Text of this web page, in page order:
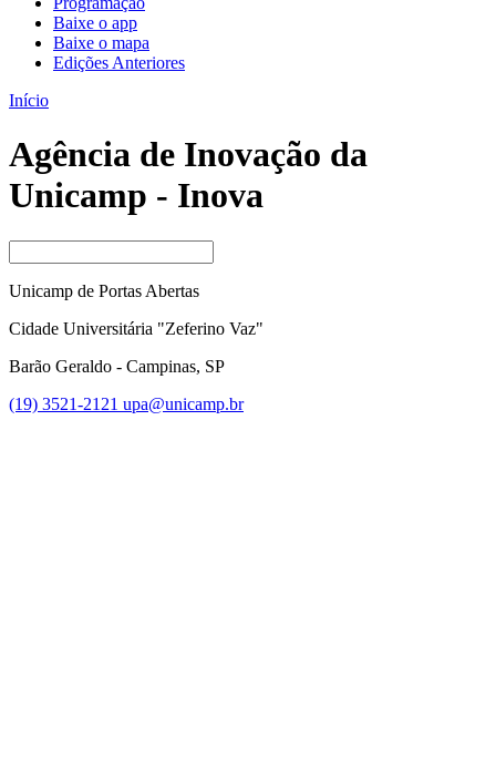
Baixe o app
Baixe o mapa
Edições Anteriores
Início
Agência de Inovação da
Unicamp - Inova
Unicamp de Portas Abertas
Cidade Universitária "Zeferino Vaz"
Barão Geraldo - Campinas, SP
(19) 3521-2121 upa@unicamp.br